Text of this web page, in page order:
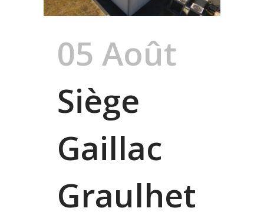
05 Août
Siège
Gaillac
Graulhet